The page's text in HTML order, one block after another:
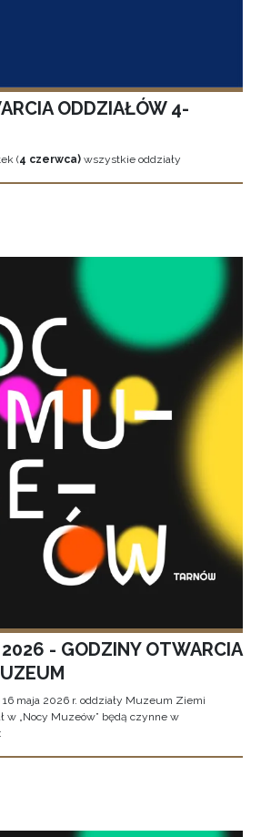
ODDZIAŁÓW 4-
(4 czerwca) wszystkie oddziały
- GODZINY OTWARCIA
maja 2026 r. oddziały Muzeum Ziemi
w „Nocy Muzeów” będą czynne w